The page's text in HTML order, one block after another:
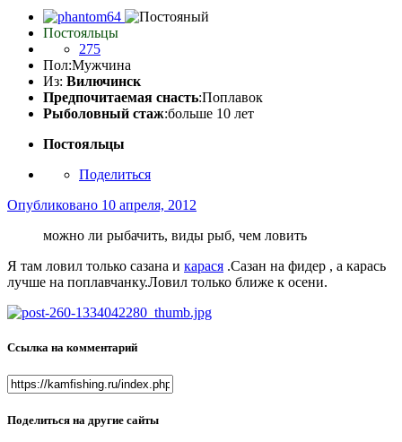
Постояльцы
275
Пол:Мужчина
Из: Вилючинск
Предпочитаемая снасть:Поплавок
Рыболовный стаж:больше 10 лет
Постояльцы
Поделиться
Опубликовано 10 апреля, 2012
можно ли рыбачить, виды рыб, чем ловить
Я там ловил только сазана и карася .Сазан на фидер , а карась
лучше на поплавчанку.Ловил только ближе к осени.
Ссылка на комментарий
Поделиться на другие сайты